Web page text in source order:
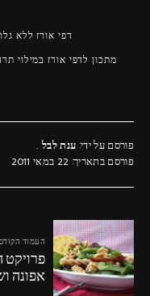
דפי אורז ללא
מתכון לדפי אורז במילוי
פורסם על ידי: ענת לבל
פורסם בתאריך: 22 במאי 2011
העמוד הקודם
פרויקט
אפונה